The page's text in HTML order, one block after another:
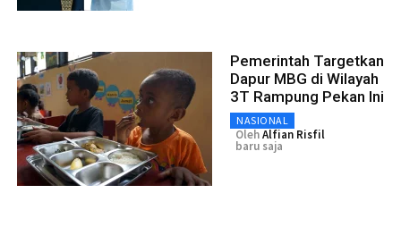
Pemerintah Targetkan
Dapur MBG di Wilayah
3T Rampung Pekan Ini
NASIONAL
OlehAlfian Risfil
baru saja